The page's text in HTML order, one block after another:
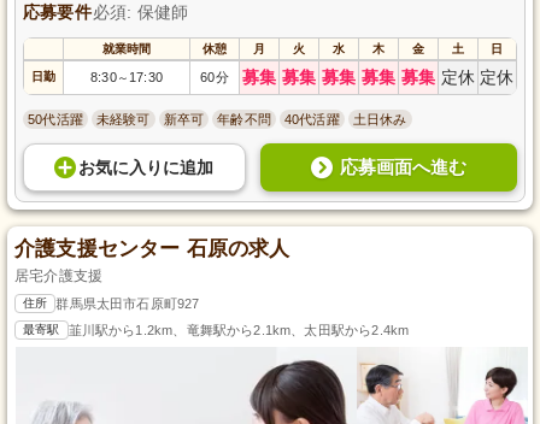
応募要件必須: 保健師
就業時間 休憩 月 火 水 木 金 土 日
日勤 8:30～ 17:30 60分 募集 募集 募集 募集 募集 定休 定休
50代活躍 未経験可 新卒可 年齢不問 40代活躍 土日休み
お気に入り に追加 応募画面へ進む
介護支援センター 石原の求人
居宅介護支援
住所 群馬県太田市石原町927
最寄駅 韮川駅から1.2km、竜舞駅から2.1km、太田駅から2.4km